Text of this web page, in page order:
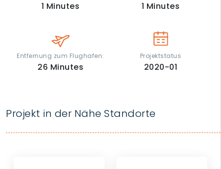
1 Minutes 1 Minutes
Entfernung zum Flughafen:
26 Minutes
Projektstatus
2020-01
Projekt in der Nähe Standorte